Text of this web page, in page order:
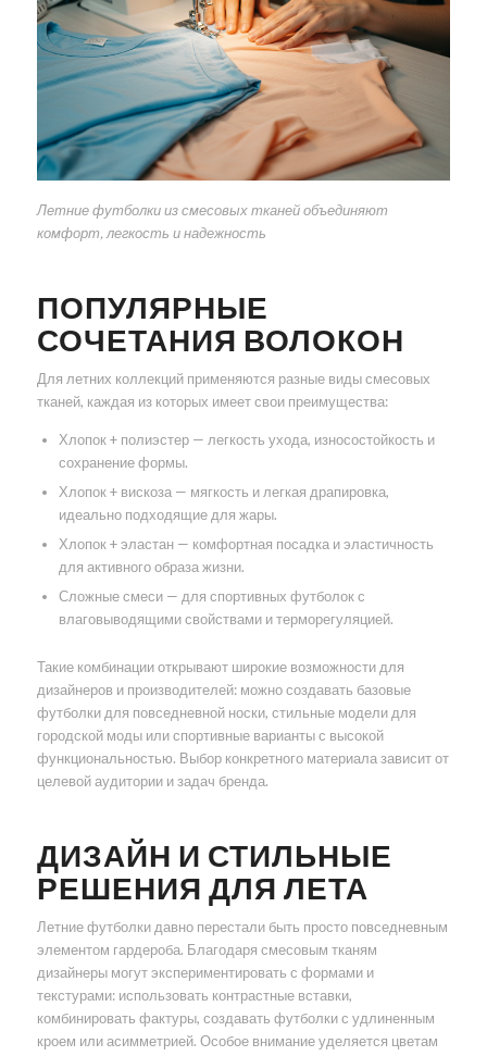
Летние футболки из смесовых тканей объединяют
комфорт, легкость и надежность
ПОПУЛЯРНЫЕ
СОЧЕТАНИЯ ВОЛОКОН
Для летних коллекций применяются разные виды смесовых
тканей, каждая из которых имеет свои преимущества:
Хлопок + полиэстер — легкость ухода, износостойкость и
сохранение формы.
Хлопок + вискоза — мягкость и легкая драпировка,
идеально подходящие для жары.
Хлопок + эластан — комфортная посадка и эластичность
для активного образа жизни.
Сложные смеси — для спортивных футболок с
влаговыводящими свойствами и терморегуляцией.
Такие комбинации открывают широкие возможности для
дизайнеров и производителей: можно создавать базовые
футболки для повседневной носки, стильные модели для
городской моды или спортивные варианты с высокой
функциональностью. Выбор конкретного материала зависит от
целевой аудитории и задач бренда.
ДИЗАЙН И СТИЛЬНЫЕ
РЕШЕНИЯ ДЛЯ ЛЕТА
Летние футболки давно перестали быть просто повседневным
элементом гардероба. Благодаря смесовым тканям
дизайнеры могут экспериментировать с формами и
текстурами: использовать контрастные вставки,
комбинировать фактуры, создавать футболки с удлиненным
кроем или асимметрией. Особое внимание уделяется цветам